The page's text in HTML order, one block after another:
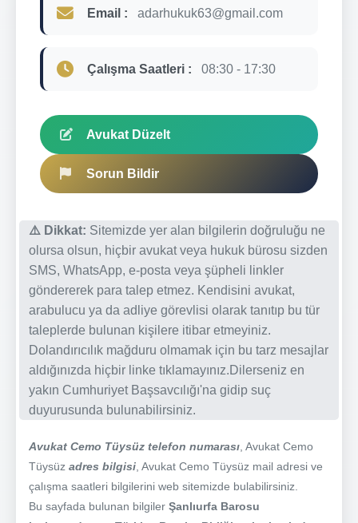
Email : adarhukuk63@gmail.com
Çalışma Saatleri : 08:30 - 17:30
Avukat Düzelt
Sorun Bildir
⚠️ Dikkat: Sitemizde yer alan bilgilerin doğruluğu ne
olursa olsun, hiçbir avukat veya hukuk bürosu sizden
SMS, WhatsApp, e-posta veya şüpheli linkler
göndererek para talep etmez. Kendisini avukat,
arabulucu ya da adliye görevlisi olarak tanıtıp bu tür
taleplerde bulunan kişilere itibar etmeyiniz.
Dolandırıcılık mağduru olmamak için bu tarz mesajlar
aldığınızda hiçbir linke tıklamayınız.Dilerseniz en
yakın Cumhuriyet Başsavcılığı'na gidip suç
duyurusunda bulunabilirsiniz.
Avukat Cemo Tüysüz telefon numarası , Avukat Cemo
Tüysüz adres bilgisi , Avukat Cemo Tüysüz mail adresi ve
çalışma saatleri bilgilerini web sitemizde bulabilirsiniz.
Bu sayfada bulunan bilgiler Şanlıurfa Barosu